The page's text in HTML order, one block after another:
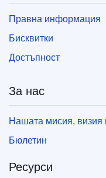
Правна информация
Бисквитки
Достъпност
За нас
Нашата мисия, визия
Бюлетин
Ресурси